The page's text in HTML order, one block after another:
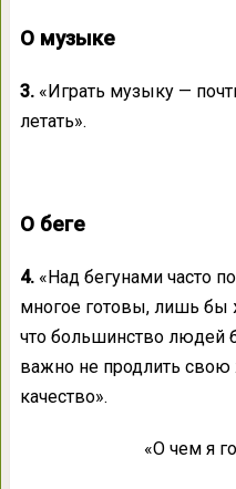
О музыке
3.«Играть музыку —
летать».
О беге
4.«Над бегунами часто
многое готовы, лишь бы
что большинство людей
важно не продлить свою
качество».
«О чем я